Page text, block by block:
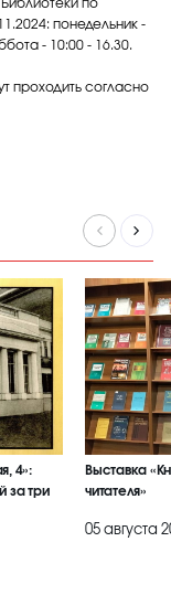
по
понедельник -
- 10:00 - 16.30.
проходить согласно
4»:
за три
Выставка
читателя»
05 августа